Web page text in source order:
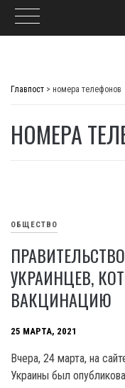
Главпост > номера телефонов
НОМЕРА
ОБЩЕСТВО
УКРАИНЦЕВ,
ВАКЦИНАЦИЮ
25 МАРТА, 2021
Вчера, 24 марта, на
Украины был